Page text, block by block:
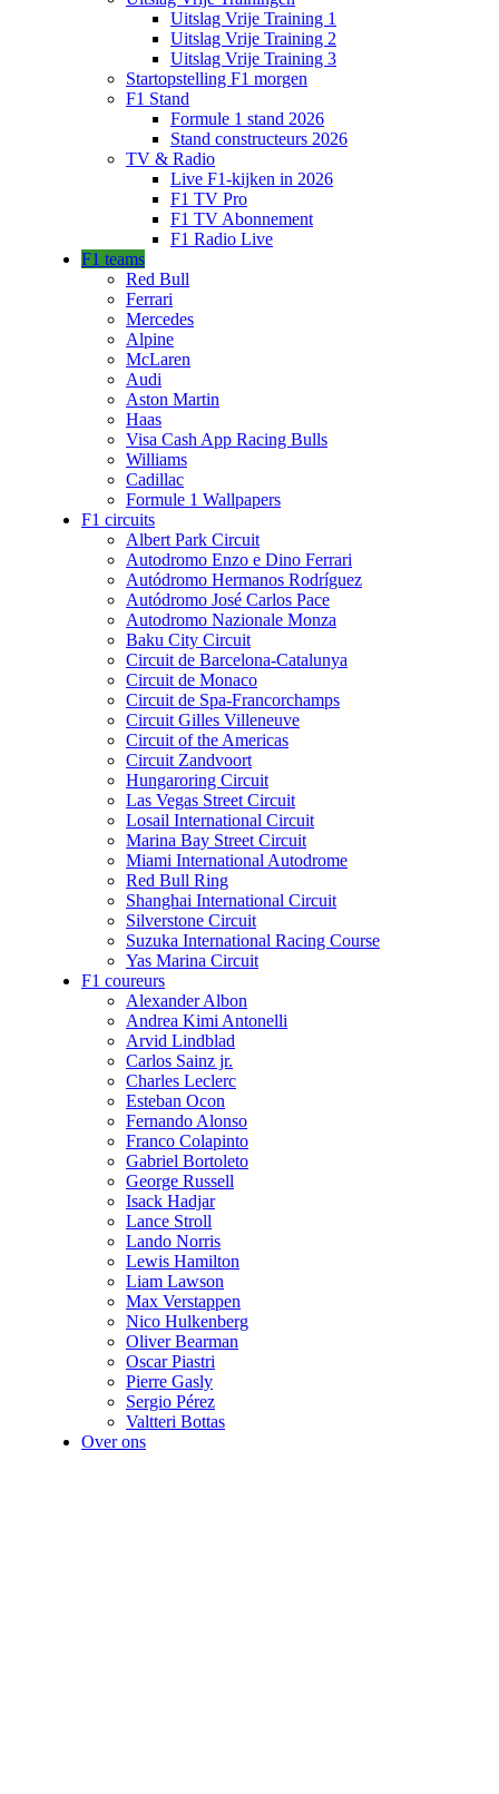
Uitslag Vrije Training 1
Uitslag Vrije Training 2
Uitslag Vrije Training 3
Startopstelling F1 morgen
F1 Stand
Formule 1 stand 2026
Stand constructeurs 2026
TV & Radio
Live F1-kijken in 2026
F1 TV Pro
F1 TV Abonnement
F1 Radio Live
F1 teams
Red Bull
Ferrari
Mercedes
Alpine
McLaren
Audi
Aston Martin
Haas
Visa Cash App Racing Bulls
Williams
Cadillac
Formule 1 Wallpapers
F1 circuits
Albert Park Circuit
Autodromo Enzo e Dino Ferrari
Autódromo Hermanos Rodríguez
Autódromo José Carlos Pace
Autodromo Nazionale Monza
Baku City Circuit
Circuit de Barcelona-Catalunya
Circuit de Monaco
Circuit de Spa-Francorchamps
Circuit Gilles Villeneuve
Circuit of the Americas
Circuit Zandvoort
Hungaroring Circuit
Las Vegas Street Circuit
Losail International Circuit
Marina Bay Street Circuit
Miami International Autodrome
Red Bull Ring
Shanghai International Circuit
Silverstone Circuit
Suzuka International Racing Course
Yas Marina Circuit
F1 coureurs
Alexander Albon
Andrea Kimi Antonelli
Arvid Lindblad
Carlos Sainz jr.
Charles Leclerc
Esteban Ocon
Fernando Alonso
Franco Colapinto
Gabriel Bortoleto
George Russell
Isack Hadjar
Lance Stroll
Lando Norris
Lewis Hamilton
Liam Lawson
Max Verstappen
Nico Hulkenberg
Oliver Bearman
Oscar Piastri
Pierre Gasly
Sergio Pérez
Valtteri Bottas
Over ons